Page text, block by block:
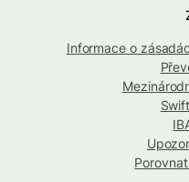
Informace o